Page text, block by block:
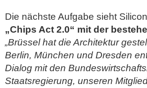
Die nächste Aufgabe sieht
„Chips Act 2.0“ mit der
„Brüssel hat die Architektur
Berlin, München und Dresden
Dialog mit den
Staatsregierung, unseren